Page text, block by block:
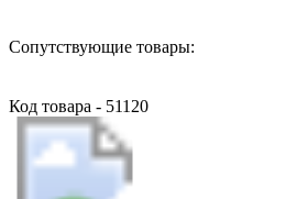
Сопутствующие товары:
Код товара - 51120